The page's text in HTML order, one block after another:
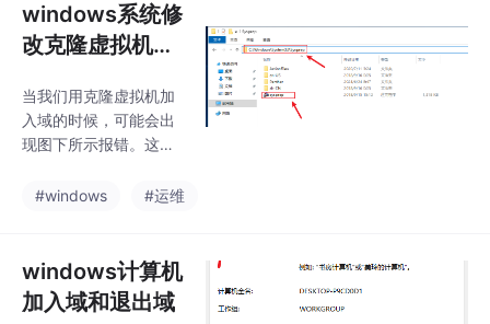
方式，就必须安装Emb
endding模型。下面我
们来介绍下如何安装Em
bendding模型（bge-
m3）并且将其关联到Di
fy平台。
windows系统修
改克隆虚拟机的
试将此计算机配
置为域控制器时
当我们用克隆虚拟机加
入域的时候，可能会出
现图下所示报错。这时
工具sysprep来修改机
\System32\Sysprep路
径下的sysprep.exe工
具，双击运行。与被克
#windows #运维
windows计算机
加入域和退出域